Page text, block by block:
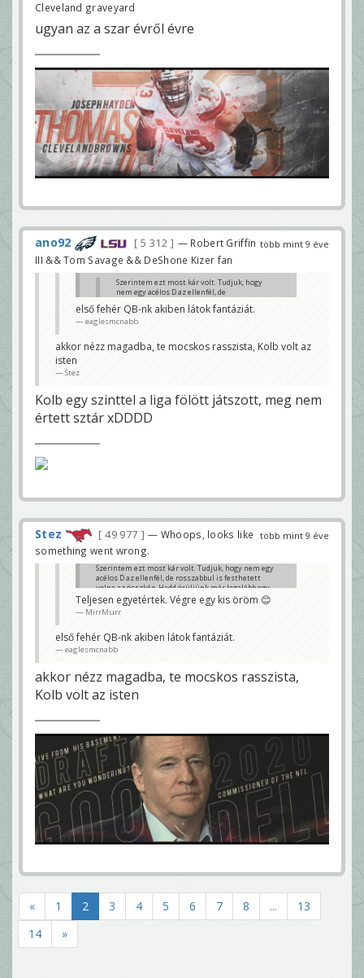
Cleveland graveyard
ugyan az a szar évről évre
több mint 9 éve
ano92 5 312
— Robert Griffin
III && Tom Savage && DeShone Kizer fan
Szerintem ezt most kár volt. Tudjuk, hogy
nem egy acélos D az ellenfél, de
Hadd örüljünk már legalább egy hétig plíz.
evergreen
Teljesen egyetértek. Végre egy kis öröm 😊
MirrMurr
első fehér QB-nk akiben látok fantáziát.
eaglesmcnabb
akkor nézz magadba, te mocskos rasszista, Kolb volt az
isten
Stez
Kolb egy szinttel a liga fölött játszott, meg nem
értett sztár xDDDD
több mint 9 éve
Stez 49 977
— Whoops, looks like
something went wrong.
Szerintem ezt most kár volt. Tudjuk, hogy nem egy
acélos D az ellenfél, de rosszabbul is festhetett
volna az összkép. Hadd örüljünk már legalább egy
hétig plíz.
evergreen
Teljesen egyetértek. Végre egy kis öröm 😊
MirrMurr
első fehér QB-nk akiben látok fantáziát.
eaglesmcnabb
akkor nézz magadba, te mocskos rasszista,
Kolb volt az isten
« 1 2 3 4 5 6 7 8 ...
13
14
»